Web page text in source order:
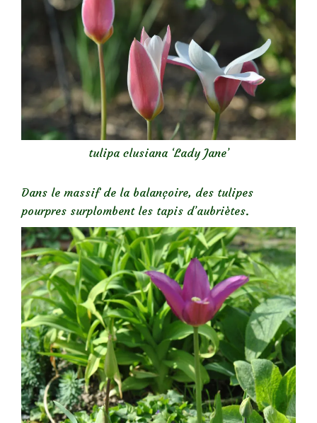
tulipa clusiana ‘Lady Jane’
Dans le massif de la balançoire, des tulipes
pourpres surplombent les tapis d’aubriètes.